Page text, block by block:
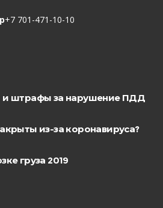
+7 701-471-10-10
и штрафы за нарушение ПДД
из-за коронавируса?
груза 2019